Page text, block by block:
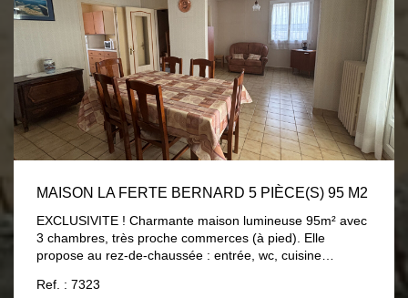
MAISON LA FERTE BERNARD 5 PIÈCE(S) 95 M2
EXCLUSIVITE ! Charmante maison lumineuse 95m² avec
3 chambres, très proche commerces (à pied). Elle
propose au rez-de-chaussée : entrée, wc, cuisine
ouvrant sur véranda chauffée 8.30m² avec vue et accès
Ref. : 7323